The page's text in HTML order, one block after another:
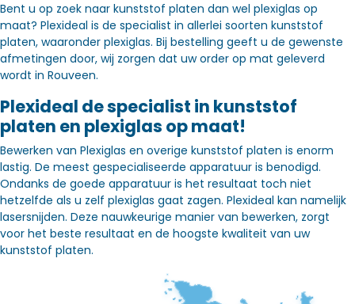
Bent u op zoek naar kunststof platen dan wel plexiglas op
maat? Plexideal is de specialist in allerlei soorten kunststof
platen, waaronder plexiglas. Bij bestelling geeft u de gewenste
afmetingen door, wij zorgen dat uw order op mat geleverd
wordt in Rouveen.
Plexideal de specialist in kunststof
platen en plexiglas op maat!
Bewerken van Plexiglas en overige kunststof platen is enorm
lastig. De meest gespecialiseerde apparatuur is benodigd.
Ondanks de goede apparatuur is het resultaat toch niet
hetzelfde als u zelf plexiglas gaat zagen. Plexideal kan namelijk
lasersnijden. Deze nauwkeurige manier van bewerken, zorgt
voor het beste resultaat en de hoogste kwaliteit van uw
kunststof platen.